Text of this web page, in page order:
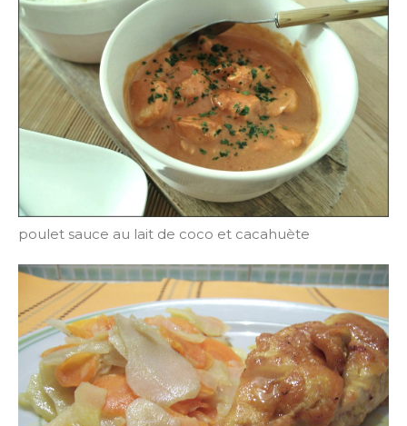
poulet sauce au lait de coco et cacahuète